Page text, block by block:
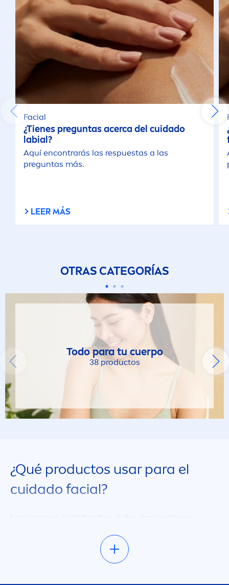
Facial
¿Tienes preguntas acerca del cuidado
labial?
Aquí encontrarás las respuestas a las
preguntas más.
LEER MÁS
OTRAS CATEGORÍAS
Todo para tu cuerpo
38 productos
¿Qué productos usar para el
cuidado facial?
Las cremas hidratantes, geles limpiadores,
mendados y utilizados hoy en
día para el cuidado facial. Las posibles